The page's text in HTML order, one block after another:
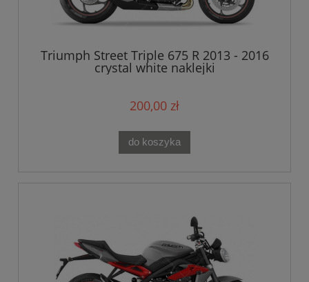
Triumph Street Triple 675 R 2013 - 2016
crystal white naklejki
200,00 zł
do koszyka